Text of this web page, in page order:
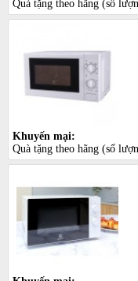
Quà tặng theo hãng (số
Khuyến mại:
Quà tặng theo hãng (số